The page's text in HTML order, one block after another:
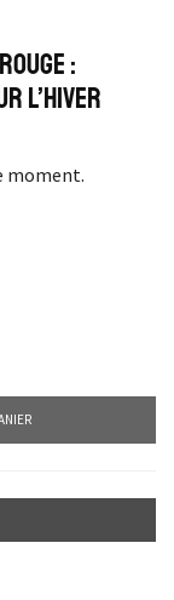
:
l’Hiver
moment.